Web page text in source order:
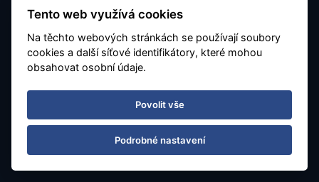
Pobočka Ostrava
Nádražní 142/20
702 00 Ostrava, Moravská Ostrava
Tento web využívá cookies
Na těchto webových stránkách se používají soubory
cookies a další síťové identifikátory, které mohou
obsahovat osobní údaje.
Povolit vše
Podrobné nastavení